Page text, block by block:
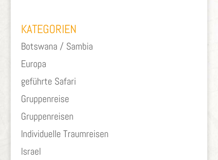
KATEGORIEN
Botswana / Sambia
Europa
geführte Safari
Gruppenreise
Gruppenreisen
Individuelle Traumreisen
Israel